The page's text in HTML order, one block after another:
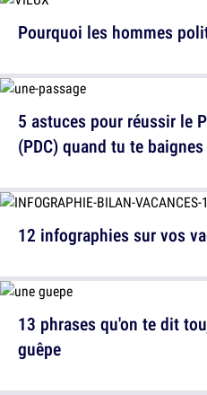
5 astuces pour réussir le
(PDC) quand tu te baignes
13 phrases qu'on te dit
guêpe
Pourquoi les hommes
12 infographies sur vos